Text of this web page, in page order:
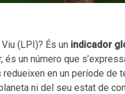
(LPI)? És un indicador
un número que
en un període de
ni del seu estat de